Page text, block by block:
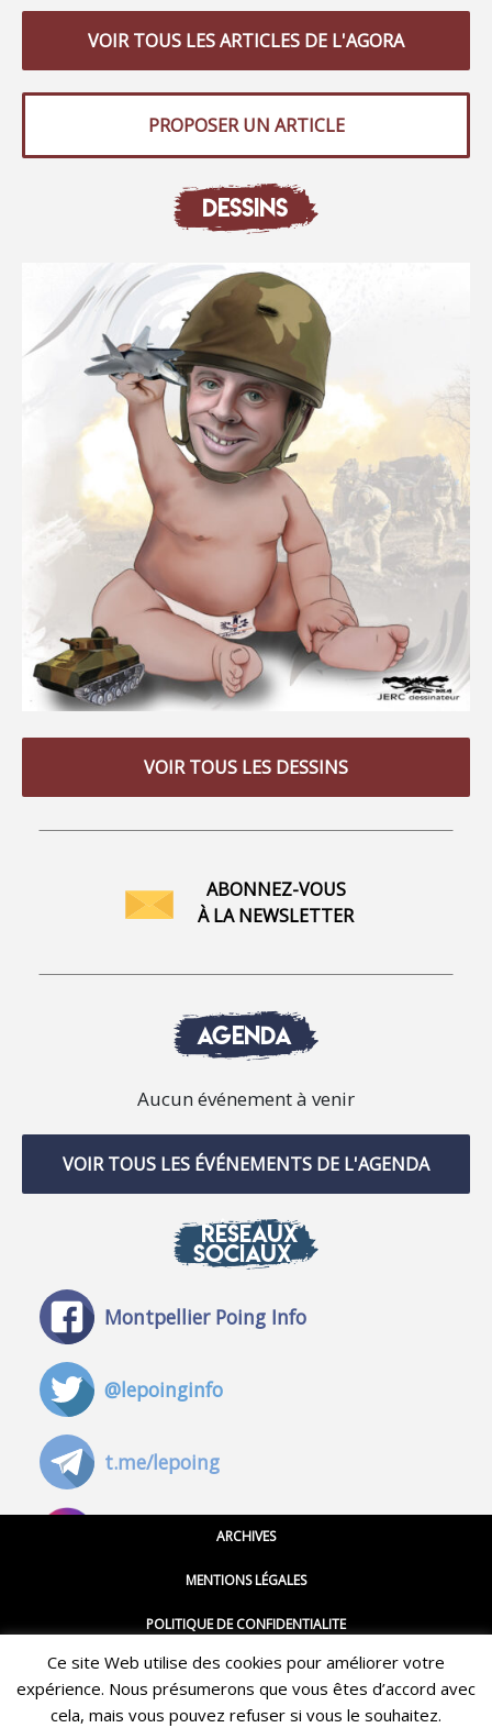
VOIR TOUS LES ARTICLES DE L'AGORA
PROPOSER UN ARTICLE
DESSINS
VOIR TOUS LES DESSINS
ABONNEZ-VOUS
À LA NEWSLETTER
AGENDA
Aucun événement à venir
VOIR TOUS LES ÉVÉNEMENTS DE L'AGENDA
RÉSEAUX
SOCIAUX
Montpellier Poing Info
@lepoinginfo
t.me/lepoing
@montpellierpoinginfo
@LePoingMontpellier
ARCHIVES
MENTIONS LÉGALES
POLITIQUE DE CONFIDENTIALITE
CGU
CONTACT
Restez informé·e des dernières actualités du Poing !
Ce site Web utilise des cookies pour améliorer votre
expérience. Nous présumerons que vous êtes d’accord avec
cela, mais vous pouvez refuser si vous le souhaitez.